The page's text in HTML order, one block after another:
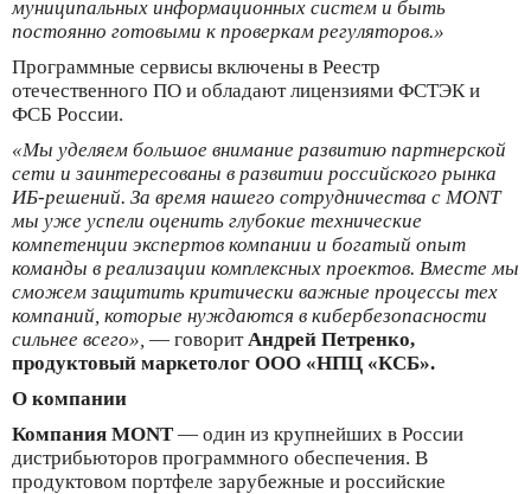
муниципальных информационных систем и быть
постоянно готовыми к проверкам регуляторов.»
Программные сервисы включены в Реестр
отечественного ПО и обладают лицензиями ФСТЭК и
ФСБ России.
«Мы уделяем большое внимание развитию партнерской
сети и заинтересованы в развитии российского рынка
ИБ-решений. За время нашего сотрудничества с МОNT
мы уже успели оценить глубокие технические
компетенции экспертов компании и богатый опыт
команды в реализации комплексных проектов. Вместе мы
сможем защитить критически важные процессы тех
компаний, которые нуждаются в кибербезопасности
сильнее всего», — говорит Андрей Петренко,
продуктовый маркетолог ООО «НПЦ «КСБ».
О компании
Компания MONT — один из крупнейших в России
дистрибьюторов программного обеспечения. В
продуктовом портфеле зарубежные и российские